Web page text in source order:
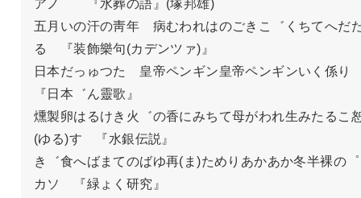
アノ　　『水葬の語』(塚邦雄)
五月いの汗の靑年　病むわれはのごきこ゛くちてへだ
る　『装飾樂句(カデンツァ)』
日本だっゅつた　皇帝ペンギン皇帝ペンギンいく係
『日本゛ん靈歌』
燻製卵はるけき火゛の香にみちて母がわれ生みたるこ
(ゆる)す　『水銀伝説』
き゛食へばまてのばゆ再(ま)ためりあかあか冬半裸の゜
カソ　『緑ょく研究』